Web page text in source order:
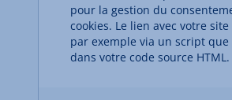
pour la gestion du
cookies. Le lien avec votre
par exemple via un script que
dans votre code source HTML.